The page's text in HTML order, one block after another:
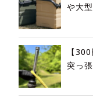
や大
【
突っ